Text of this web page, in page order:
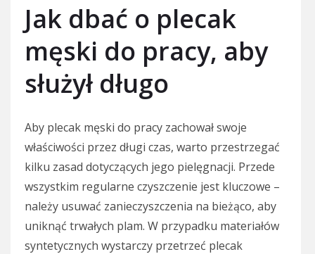
Jak dbać o plecak
męski do pracy, aby
służył długo
Aby plecak męski do pracy zachował swoje
właściwości przez długi czas, warto przestrzegać
kilku zasad dotyczących jego pielęgnacji. Przede
wszystkim regularne czyszczenie jest kluczowe –
należy usuwać zanieczyszczenia na bieżąco, aby
uniknąć trwałych plam. W przypadku materiałów
syntetycznych wystarczy przetrzeć plecak